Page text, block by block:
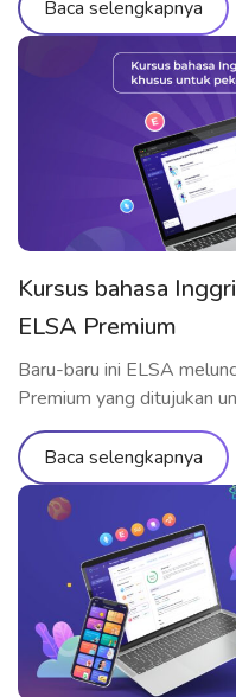
Baca selengkapnya
Kursus bahasa
ELSA Premium
Baru-baru ini ELSA
Premium yang ditujukan
saja yang termasuk
ELSA Premium cocok
artikel berikut ini!
Baca selengkapnya